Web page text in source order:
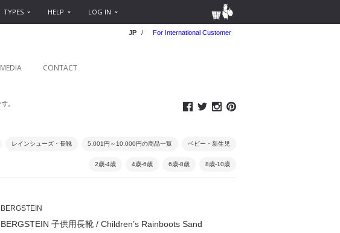
TYPES HELP LOG IN
JP / For International Customer
MEDIA CONTACT
レインシューズ・長靴 5,001円～10,000円の商品一覧 ベビー・新生児
2歳-4歳 4歳-6歳 6歳-8歳 8歳-10歳
BERGSTEIN
BERGSTEIN 子供用長靴 / Children’s Rainboots Sand